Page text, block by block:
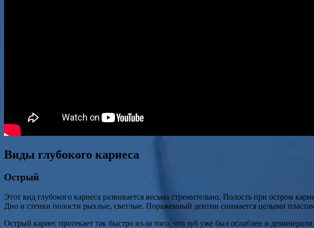
Виды глубокого кариеса
Острый
Этот вид глубокого кариеса развивается весьма стремительно. Полость при остром
Дно и стенки полости рыхлые, светлые. Пораженный дентин снимается целыми
Острый кариес протекает так быстро из-за того, что зуб уже был ослаблен и